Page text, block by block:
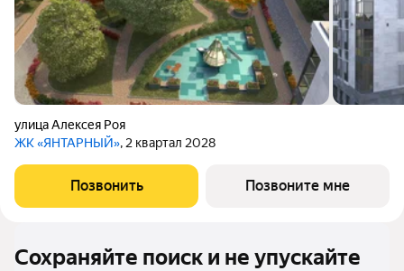
улица Алексея Роя
ЖК «ЯНТАРНЫЙ», 2 квартал 2028
Позвонить Позвоните мне
Сохраняйте поиск и не упускайте